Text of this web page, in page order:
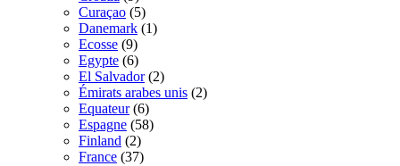
Curaçao (5)
Danemark (1)
Ecosse (9)
Egypte (6)
El Salvador (2)
Émirats arabes unis (2)
Equateur (6)
Espagne (58)
Finland (2)
France (37)